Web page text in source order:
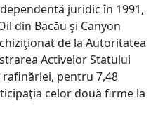
juridic în 1991,
din Bacău şi Canyon
de la Autoritatea
Activelor Statului
rafinăriei, pentru 7,48
celor două firme la